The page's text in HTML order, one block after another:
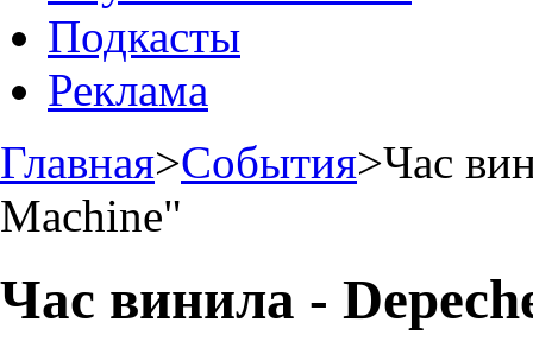
Подкасты
Реклама
Главная>События>Час
Machine"
Час винила -